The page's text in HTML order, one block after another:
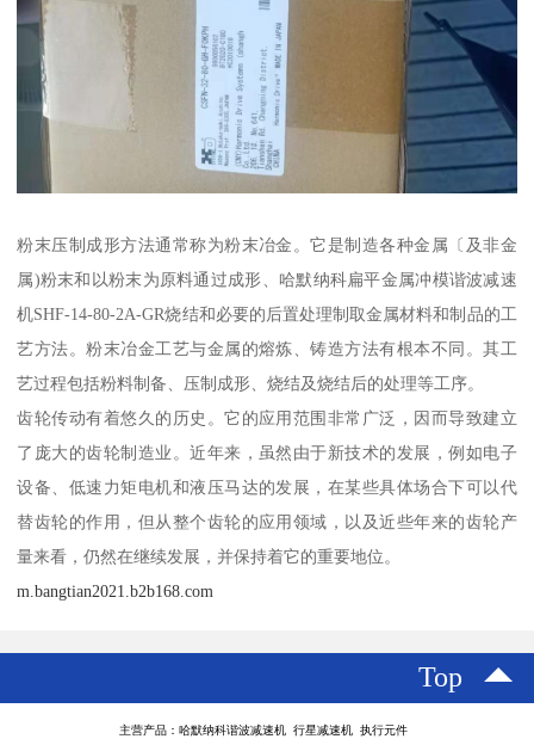
粉末压制成形方法通常称为粉末冶金。它是制造各种金属〔及非金
属)粉末和以粉末为原料通过成形、哈默纳科扁平金属冲模谐波减速
机SHF-14-80-2A-GR烧结和必要的后置处理制取金属材料和制品的工
艺方法。粉末冶金工艺与金属的熔炼、铸造方法有根本不同。其工
艺过程包括粉料制备、压制成形、烧结及烧结后的处理等工序。
齿轮传动有着悠久的历史。它的应用范围非常广泛，因而导致建立
了庞大的齿轮制造业。近年来，虽然由于新技术的发展，例如电子
设备、低速力矩电机和液压马达的发展，在某些具体场合下可以代
替齿轮的作用，但从整个齿轮的应用领域，以及近些年来的齿轮产
量来看，仍然在继续发展，并保持着它的重要地位。
m.bangtian2021.b2b168.com
Top
主营产品：哈默纳科谐波减速机 行星减速机 执行元件